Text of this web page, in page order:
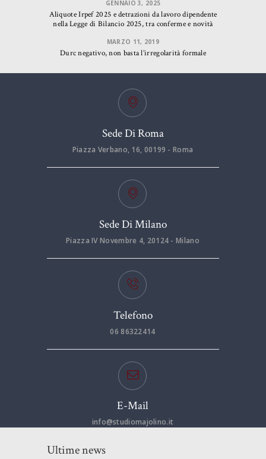
GENNAIO 3, 2025
Aliquote Irpef 2025 e detrazioni da lavoro dipendente
nella Legge di Bilancio 2025, tra conferme e novità
MARZO 11, 2019
Durc negativo, non basta l’irregolarità formale
Sede Di Roma
Piazza Verbano, 16, 00199 - Roma
Sede Di Milano
Piazza IV Novembre 4, 20124 - Milano
Telefono
06 86322414
E-Mail
info@studiomajolino.it
Ultime news